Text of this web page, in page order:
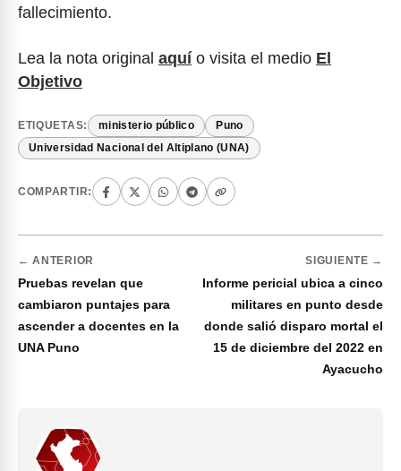
fallecimiento.
Lea la nota original aquío visita el medio El
Objetivo
ETIQUETAS: ministerio público Puno
Universidad Nacional del Altiplano (UNA)
COMPARTIR:
← ANTERIOR
Pruebas revelan que
cambiaron puntajes para
ascender a docentes en la
UNA Puno
SIGUIENTE →
Informe pericial ubica a cinco
militares en punto desde
donde salió disparo mortal el
15 de diciembre del 2022 en
Ayacucho